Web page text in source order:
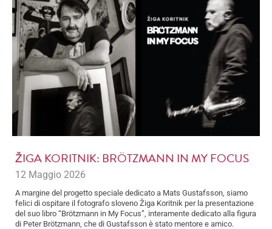
ŽIGA KORITNIK: BRÖTZMANN IN MY FOCUS
12 Maggio 2026
A margine del progetto speciale dedicato a Mats Gustafsson, siamo
felici di ospitare il fotografo sloveno Žiga Koritnik per la presentazione
del suo libro “Brötzmann in My Focus”, interamente dedicato alla figura
di Peter Brötzmann, che di Gustafsson è stato mentore e amico.